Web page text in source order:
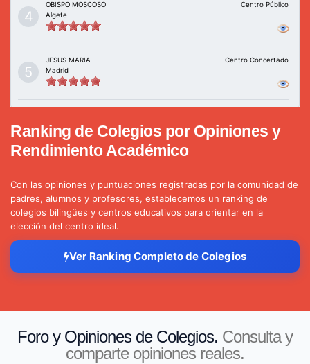
4
OBISPO MOSCOSO
Centro Público
Algete
5
JESUS MARIA
Centro Concertado
Madrid
Ranking de Colegios por Opiniones y
Rendimiento Académico
Con las opiniones y puntuaciones registradas por la comunidad de
padres, alumnos y profesores, establecemos un ranking de
colegios bilingües y centros educativos para orientar en la
elección del centro ideal.
Ver Ranking Completo de Colegios
Foro y Opiniones de Colegios. Consulta y
comparte opiniones reales.